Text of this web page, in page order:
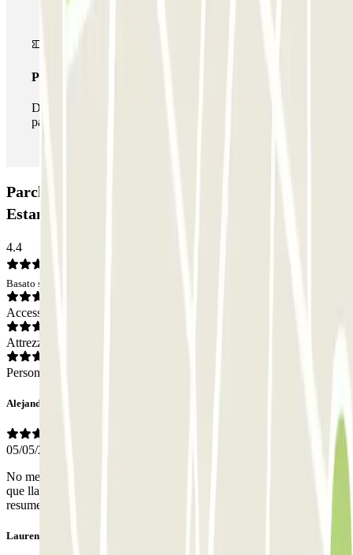
Pass illlimitato
Durante il tuo soggiorno potrai entrare e uscire dal
parcheggio tutte le volte che vorrai.
Parcheggio Aparkme Barcelona - P+R (Larga
Estancia): Opinioni
4.4
Basato su 129 opinioni
Accesso
Attrezzatura
Personale
Alejandro
05/05/2026
No me avisaron que era el parking de la feria, ni tampoco que tenía
que llamar antes de llegar para que alguien me esperara. En
resumen, las instrucciones muy pobres, tuvimos que improvisar
Laurent